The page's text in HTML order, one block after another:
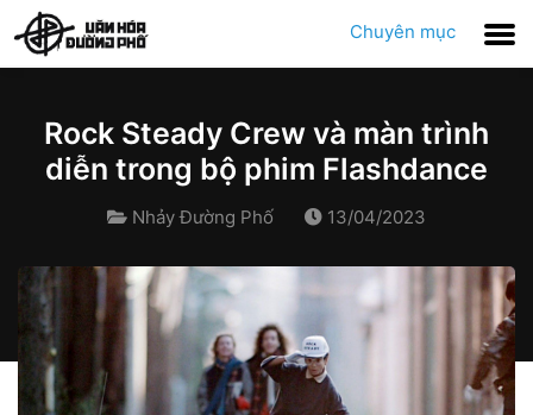
Chuyên mục
Rock Steady Crew và màn trình
diễn trong bộ phim Flashdance
Nhảy Đường Phố 13/04/2023